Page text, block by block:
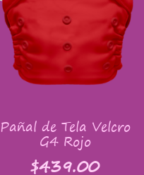
Pañal de Tela Velcro
G4 Rojo
$439.00